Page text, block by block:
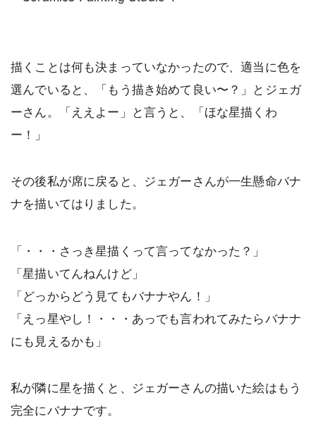
描くことは何も決まっていなかったので、適当に色を
選んでいると、「もう描き始めて良い〜？」とジェガ
ーさん。「ええよー」と言うと、「ほな星描くわ
ー！」
その後私が席に戻ると、ジェガーさんが一生懸命バナ
ナを描いてはりました。
「・・・さっき星描くって言ってなかった？」
「星描いてんねんけど」
「どっからどう見てもバナナやん！」
「えっ星やし！・・・あっでも言われてみたらバナナ
にも見えるかも」
私が隣に星を描くと、ジェガーさんの描いた絵はもう
完全にバナナです。